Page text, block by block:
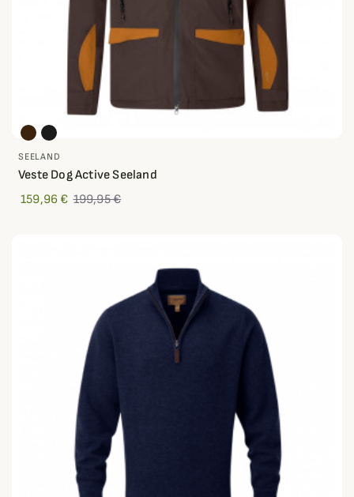
SEELAND
Veste Dog Active Seeland
159,96 € 199,95 €